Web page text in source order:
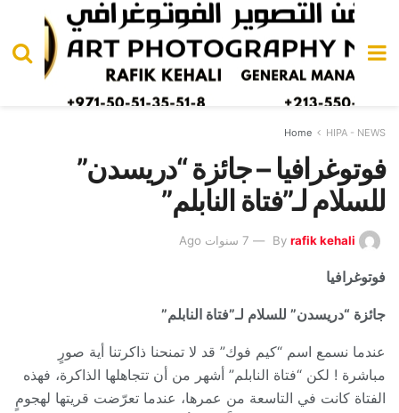
Home HIPA - NEWS
فوتوغرافيا – جائزة “دريسدن”
للسلام لـ”فتاة النابلم”
By rafik kehali 7 سنوات Ago
فوتوغرافيا
جائزة “دريسدن” للسلام لـ”فتاة النابلم”
عندما نسمع اسم “كيم فوك” قد لا تمنحنا ذاكرتنا أية صورٍ
مباشرة ! لكن “فتاة النابلم” أشهر من أن تتجاهلها الذاكرة، فهذه
الفتاة كانت في التاسعة من عمرها، عندما تعرّضت قريتها لهجومٍ